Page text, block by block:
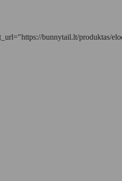
bunnytail.lt/produktas/